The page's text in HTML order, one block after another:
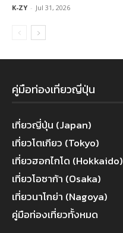
K-ZY - Jul 31, 2026
คู่มือท่องเที่ยวญี่ปุ่น
เที่ยวญี่ปุ่น (Japan)
เที่ยวโตเกียว (Tokyo)
เที่ยวฮอกไกโด (Hokkaido)
เที่ยวโอซาก้า (Osaka)
เที่ยวนาโกย่า (Nagoya)
คู่มือท่องเที่ยวทั้งหมด